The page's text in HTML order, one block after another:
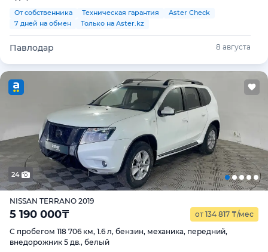
От собственника Техническая гарантия
Aster Check
7 дней на обмен
Только на Aster.kz
Павлодар 8 августа
24
NISSAN TERRANO 2019
5 190 000₸ от 134 817 ₸/мес
С пробегом 118 706 км, 1.6 л, бензин, механика, передний,
внедорожник 5 дв., белый